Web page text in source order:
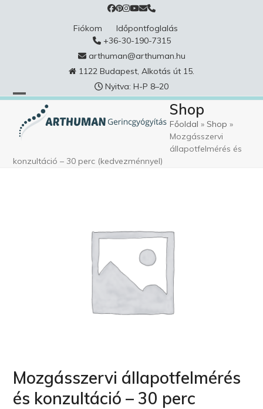
Fiókom
Időpontfoglalás
+36-30-190-7315
arthuman@arthuman.hu
1122 Budapest, Alkotás út 15.
Nyitva: H-P 8–20
Shop
Főoldal » Shop »
Mozgásszervi
állapotfelmérés és
konzultáció – 30 perc (kedvezménnyel)
Mozgásszervi állapotfelmérés
és konzultáció – 30 perc